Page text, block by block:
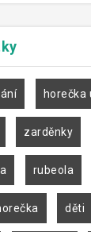
horečka
zarděnky
rubeola
děti